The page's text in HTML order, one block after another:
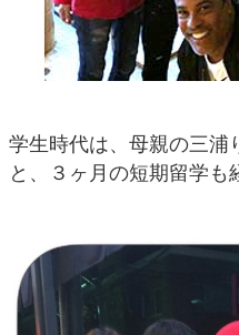
学生時代は、母親の三浦
と、３ヶ月の短期留学も